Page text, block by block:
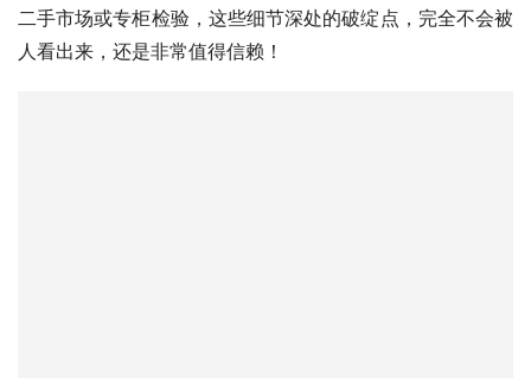
二手市场或专柜检验，这些细节深处的破绽点，完全不会被
人看出来，还是非常值得信赖！